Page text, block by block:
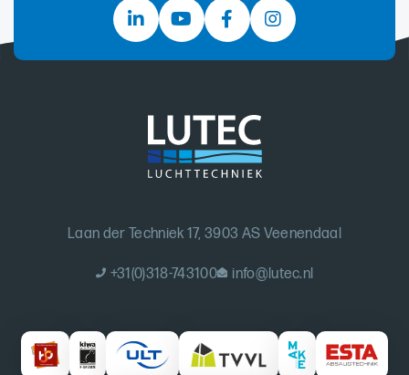
Laan der Techniek 17, 3903 AS Veenendaal
+31(0)318-743100 info@lutec.nl